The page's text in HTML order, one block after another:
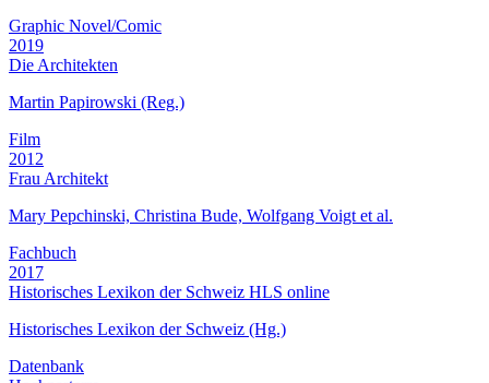
Graphic Novel/Comic
2019
Die Architekten
Martin Papirowski (Reg.)
Film
2012
Frau Architekt
Mary Pepchinski, Christina Bude, Wolfgang Voigt et al.
Fachbuch
2017
Historisches Lexikon der Schweiz HLS online
Historisches Lexikon der Schweiz (Hg.)
Datenbank